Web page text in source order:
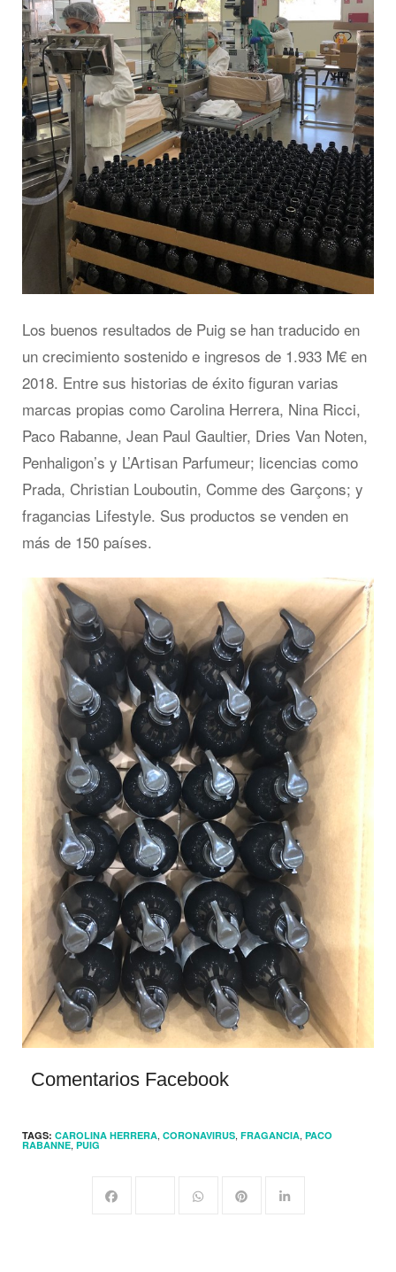
Los buenos resultados de Puig se han traducido en
un crecimiento sostenido e ingresos de 1.933 M€ en
2018. Entre sus historias de éxito figuran varias
marcas propias como Carolina Herrera, Nina Ricci,
Paco Rabanne, Jean Paul Gaultier, Dries Van Noten,
Penhaligon’s y L’Artisan Parfumeur; licencias como
Prada, Christian Louboutin, Comme des Garçons; y
fragancias Lifestyle. Sus productos se venden en
más de 150 países.
Comentarios Facebook
TAGS: CAROLINA HERRERA, CORONAVIRUS, FRAGANCIA, PACO
RABANNE, PUIG